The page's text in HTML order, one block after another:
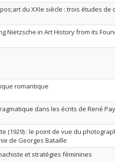
du XXIe siècle : trois études de
Nietzsche in Art History from its
romantique
dans les écrits de René
(1929) : le point de vue du
de Georges Bataille
et stratégies féminines